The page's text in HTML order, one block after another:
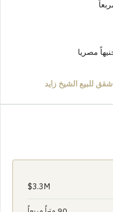
شقق للبيع الشيخ زايد
3.3M$